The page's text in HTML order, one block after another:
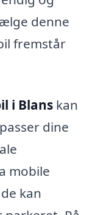
denne
fremstår
i Blans kan
dine
mobile
kan